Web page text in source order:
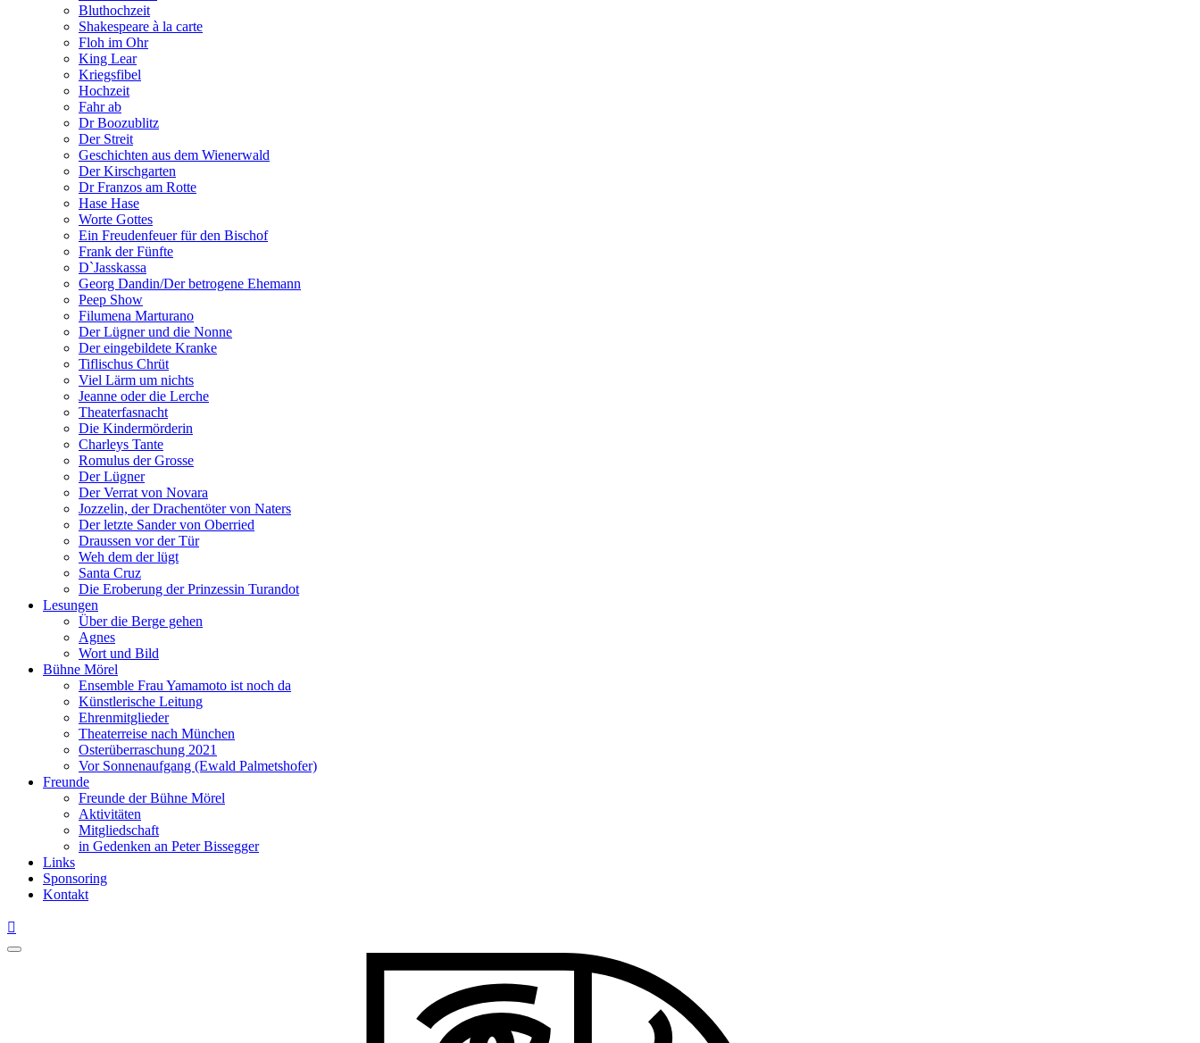
Bluthochzeit
Shakespeare à la carte
Floh im Ohr
King Lear
Kriegsfibel
Hochzeit
Fahr ab
Dr Boozublitz
Der Streit
Geschichten aus dem Wienerwald
Der Kirschgarten
Dr Franzos am Rotte
Hase Hase
Worte Gottes
Ein Freudenfeuer für den Bischof
Frank der Fünfte
D`Jasskassa
Georg Dandin/Der betrogene Ehemann
Peep Show
Filumena Marturano
Der Lügner und die Nonne
Der eingebildete Kranke
Tiflischus Chrüt
Viel Lärm um nichts
Jeanne oder die Lerche
Theaterfasnacht
Die Kindermörderin
Charleys Tante
Romulus der Grosse
Der Lügner
Der Verrat von Novara
Jozzelin, der Drachentöter von Naters
Der letzte Sander von Oberried
Draussen vor der Tür
Weh dem der lügt
Santa Cruz
Die Eroberung der Prinzessin Turandot
Lesungen
Über die Berge gehen
Agnes
Wort und Bild
Bühne Mörel
Ensemble Frau Yamamoto ist noch da
Künstlerische Leitung
Ehrenmitglieder
Theaterreise nach München
Osterüberraschung 2021
Vor Sonnenaufgang (Ewald Palmetshofer)
Freunde
Freunde der Bühne Mörel
Aktivitäten
Mitgliedschaft
in Gedenken an Peter Bissegger
Links
Sponsoring
Kontakt
